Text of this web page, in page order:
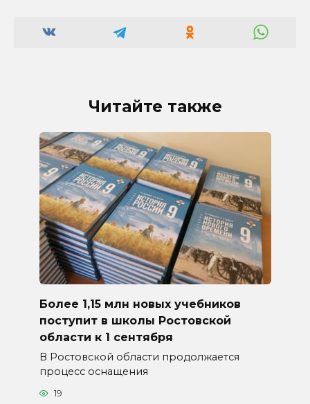
Читайте также
Более 1,15 млн новых учебников
поступит в школы Ростовской
области к 1 сентября
В Ростовской области продолжается
процесс оснащения
19